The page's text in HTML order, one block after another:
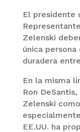
El presidente
Zelenski
única
duradera
En la misma
Ron
Zelenski
EE.UU. ha